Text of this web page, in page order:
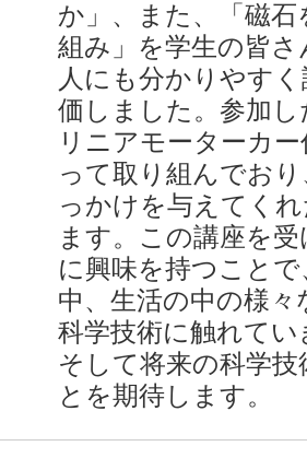
か」、また、「磁
組み」を学生の皆
人にも分かりやす
価しました。参加
リニアモーターカ
って取り組んでお
っかけを与えてく
ます。この講座を
に興味を持つこと
中、生活の中の様
科学技術に触れて
そして将来の科学
とを期待します。